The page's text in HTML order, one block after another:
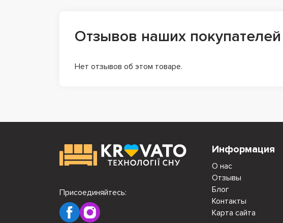
Отзывов наших покупателей
Нет отзывов об этом товаре.
Информация
О нас
Отзывы
Блог
Контакты
Карта сайта
Присоединяйтесь: